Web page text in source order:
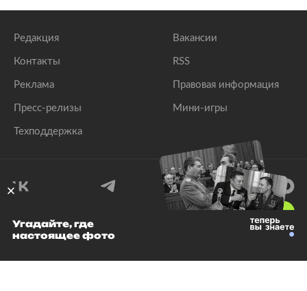
Редакция
Контакты
Реклама
Пресс-релизы
Техподдержка
Вакансии
RSS
Правовая информация
Мини-игры
© 1999–2026 Все права защищены.
Угадайте, где
настоящее фото